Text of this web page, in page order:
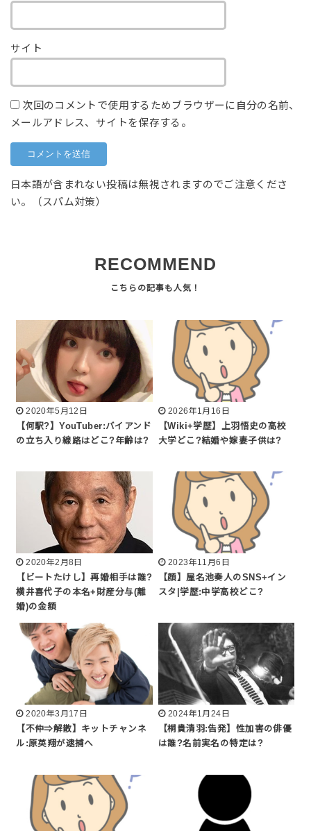
サイト
次回のコメントで使用するためブラウザーに自分の名前、
メールアドレス、サイトを保存する。
日本語が含まれない投稿は無視されますのでご注意くださ
い。（スパム対策）
RECOMMEND
2020年5月12日
【何駅?】YouTuber:バイアンド
の立ち入り線路はどこ?年齢は?
2026年1月16日
【Wiki+学歴】上羽悟史の高校
大学どこ?結婚や嫁妻子供は?
2020年2月8日
【ビートたけし】再婚相手は誰?
横井喜代子の本名+財産分与(離
婚)の金額
2023年11月6日
【顔】屋名池奏人のSNS+イン
スタ|学歴:中学高校どこ?
2020年3月17日
【不仲⇒解散】キットチャンネ
ル:原英翔が逮捕へ
2024年1月24日
【桐貴清羽:告発】性加害の俳優
は誰?名前実名の特定は?